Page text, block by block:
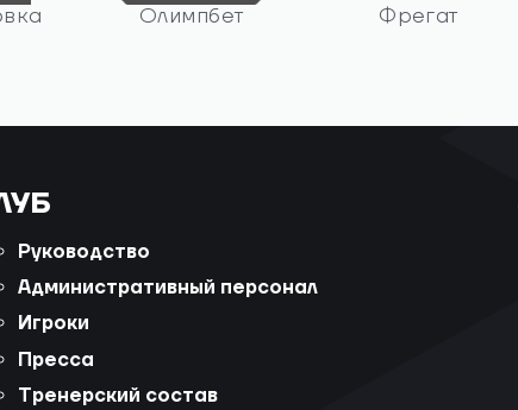
Олимпбет Фрегат
Руководство
Административный персонал
Игроки
Пресса
Тренерский состав